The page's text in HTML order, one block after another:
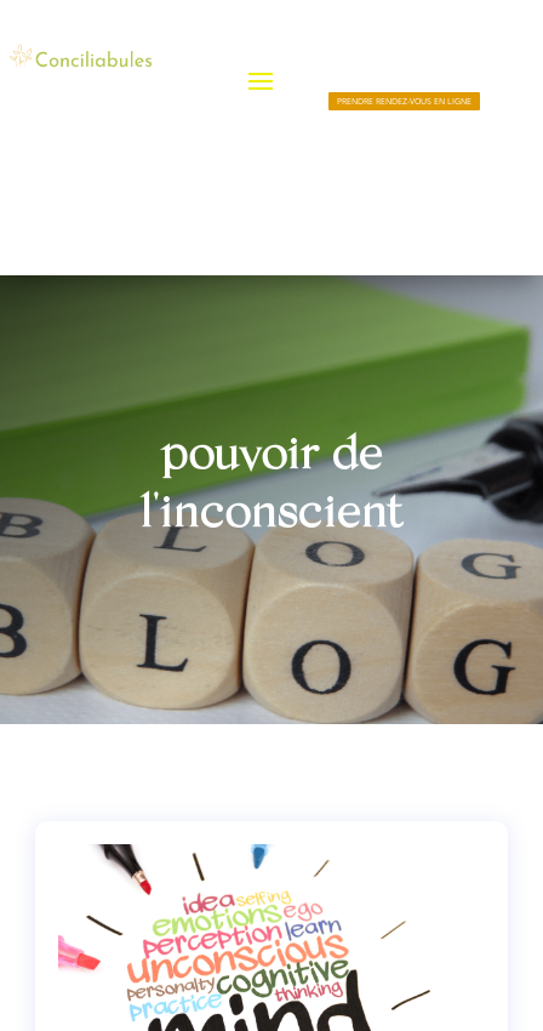
PRENDRE RENDEZ-VOUS EN LIGNE
pouvoir de
l'inconscient